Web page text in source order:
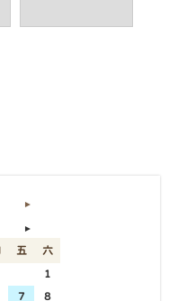
►
►
五 六
1
7 8